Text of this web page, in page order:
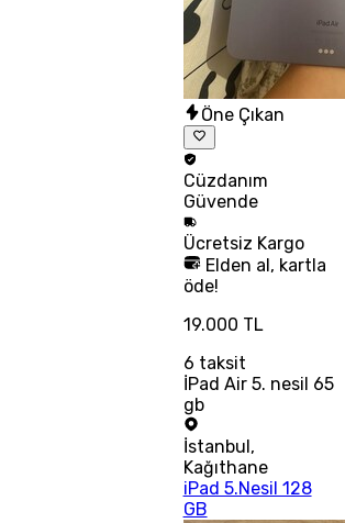
Öne Çıkan
Cüzdanım
Güvende
Ücretsiz Kargo
Elden al, kartla
öde!
19.000 TL
6 taksit
İPad Air 5. nesil 65
gb
İstanbul ,
Kağıthane
iPad 5.Nesil 128
GB